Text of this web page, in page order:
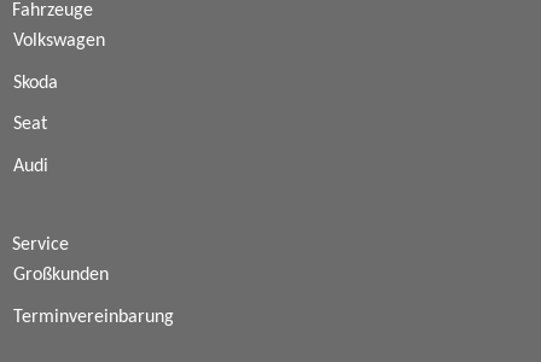
Fahrzeuge
Volkswagen
Skoda
Seat
Audi
Service
Großkunden
Terminvereinbarung